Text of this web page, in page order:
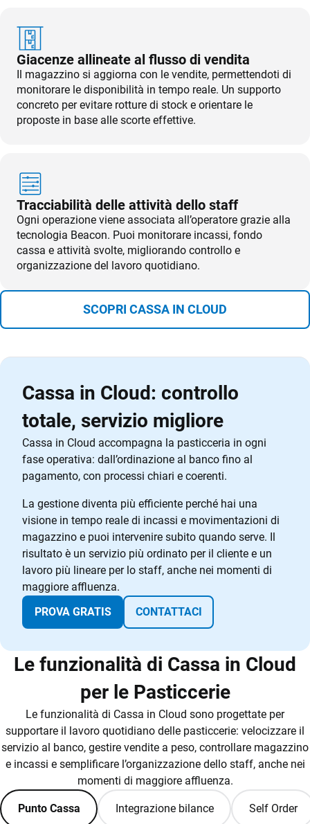
Giacenze allineate al flusso di vendita
Il magazzino si aggiorna con le vendite, permettendoti di
monitorare le disponibilità in tempo reale. Un supporto
concreto per evitare rotture di stock e orientare le
proposte in base alle scorte effettive.
Tracciabilità delle attività dello staff
Ogni operazione viene associata all’operatore grazie alla
tecnologia Beacon. Puoi monitorare incassi, fondo
cassa e attività svolte, migliorando controllo e
organizzazione del lavoro quotidiano.
SCOPRI CASSA IN CLOUD
Cassa in Cloud: controllo
totale, servizio migliore
Cassa in Cloud accompagna la pasticceria in ogni
fase operativa: dall’ordinazione al banco fino al
pagamento, con processi chiari e coerenti.
La gestione diventa più efficiente perché hai una
visione in tempo reale di incassi e movimentazioni di
magazzino e puoi intervenire subito quando serve. Il
risultato è un servizio più ordinato per il cliente e un
lavoro più lineare per lo staff, anche nei momenti di
maggiore affluenza.
PROVA GRATIS
CONTATTACI
Le funzionalità di Cassa in Cloud
per le Pasticcerie
Le funzionalità di Cassa in Cloud sono progettate per
supportare il lavoro quotidiano delle pasticcerie: velocizzare il
servizio al banco, gestire vendite a peso, controllare magazzino
e incassi e semplificare l’organizzazione dello staff, anche nei
momenti di maggiore affluenza.
Punto Cassa Integrazione bilance Self Order